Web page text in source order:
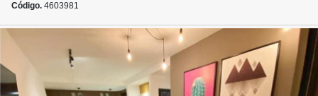
Código. 4603981